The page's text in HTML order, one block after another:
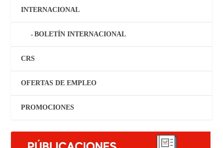
INTERNACIONAL
BOLETÍN INTERNACIONAL
CRS
OFERTAS DE EMPLEO
PROMOCIONES